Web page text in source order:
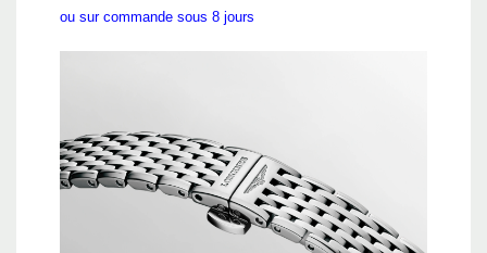
ou sur commande sous 8 jours